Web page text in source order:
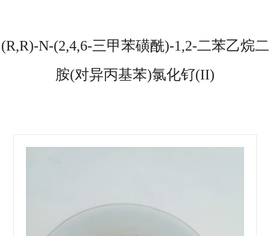
(R,R)-N-(2,4,6-三甲苯磺酰)-1,2-二苯乙烷二
胺(对异丙基苯)氯化钌(II)